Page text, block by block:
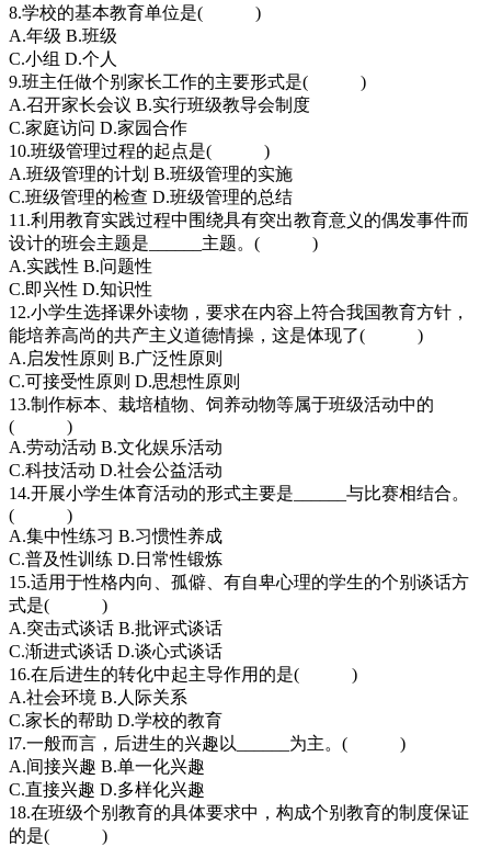
8.学校的基本教育单位是( )
A.年级 B.班级
C.小组 D.个人
9.班主任做个别家长工作的主要形式是( )
A.召开家长会议 B.实行班级教导会制度
C.家庭访问 D.家园合作
10.班级管理过程的起点是( )
A.班级管理的计划 B.班级管理的实施
C.班级管理的检查 D.班级管理的总结
11.利用教育实践过程中围绕具有突出教育意义的偶发事件而
设计的班会主题是______主题。( )
A.实践性 B.问题性
C.即兴性 D.知识性
12.小学生选择课外读物，要求在内容上符合我国教育方针，
能培养高尚的共产主义道德情操，这是体现了( )
A.启发性原则 B.广泛性原则
C.可接受性原则 D.思想性原则
13.制作标本、栽培植物、饲养动物等属于班级活动中的
( )
A.劳动活动 B.文化娱乐活动
C.科技活动 D.社会公益活动
14.开展小学生体育活动的形式主要是______与比赛相结合。
( )
A.集中性练习 B.习惯性养成
C.普及性训练 D.日常性锻炼
15.适用于性格内向、孤僻、有自卑心理的学生的个别谈话方
式是( )
A.突击式谈话 B.批评式谈话
C.渐进式谈话 D.谈心式谈话
16.在后进生的转化中起主导作用的是( )
A.社会环境 B.人际关系
C.家长的帮助 D.学校的教育
l7.一般而言，后进生的兴趣以______为主。( )
A.间接兴趣 B.单一化兴趣
C.直接兴趣 D.多样化兴趣
18.在班级个别教育的具体要求中，构成个别教育的制度保证
的是( )